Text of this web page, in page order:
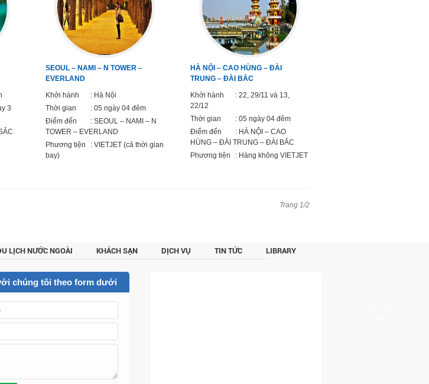
3
SEOUL – NAMI – N TOWER –
EVERLAND
Khởi hành
: Hà Nội
Thời gian
: 05 ngày 04 đêm
Điểm đến
: SEOUL – NAMI – N
TOWER – EVERLAND
Phương tiện
: VIETJET (cả thời gian
bay)
HÀ NỘI – CAO HÙNG – ĐÀI
TRUNG – ĐÀI BẮC
Khởi hành
: 22, 29/11 và 13,
22/12
Thời gian
: 05 ngày 04 đêm
Điểm đến
: HÀ NỘI – CAO
HÙNG – ĐÀI TRUNG – ĐÀI BẮC
Phương tiện
: Hàng không VIETJET
Trang 1/2
LỊCH NƯỚC NGOÀI KHÁCH SẠN DỊCH VỤ TIN TỨC
LIBRARY
chúng tôi theo form dưới